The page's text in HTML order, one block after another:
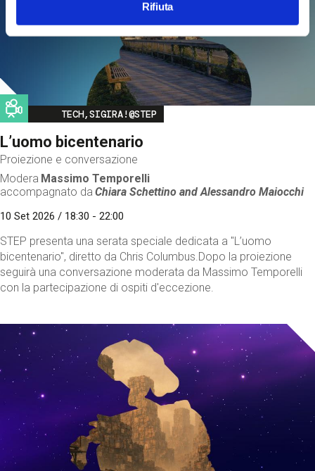
Rifiuta
Image
TECH,SIGIRA!@STEP
L’uomo bicentenario
Proiezione e conversazione
Modera Massimo Temporelli
accompagnato da Chiara Schettino andAlessandro Maiocchi
10 Set 2026 / 18:30 - 22:00
STEP presenta una serata speciale dedicata a "L’uomo
bicentenario", diretto da Chris Columbus.Dopo la proiezione
seguirà una conversazione moderata da Massimo Temporelli
con la partecipazione di ospiti d'eccezione.